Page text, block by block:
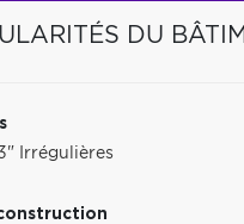
DU
Irrégulières